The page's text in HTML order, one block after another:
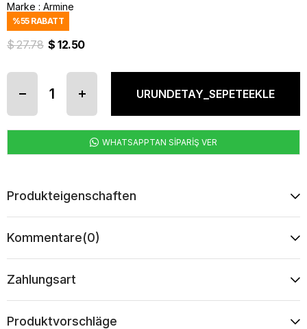
Marke : Armine
%55RABATT
$ 27.78 $ 12.50
WHATSAPPTAN SİPARİŞ VER
Produkteigenschaften
Kommentare(0)
Zahlungsart
Produktvorschläge